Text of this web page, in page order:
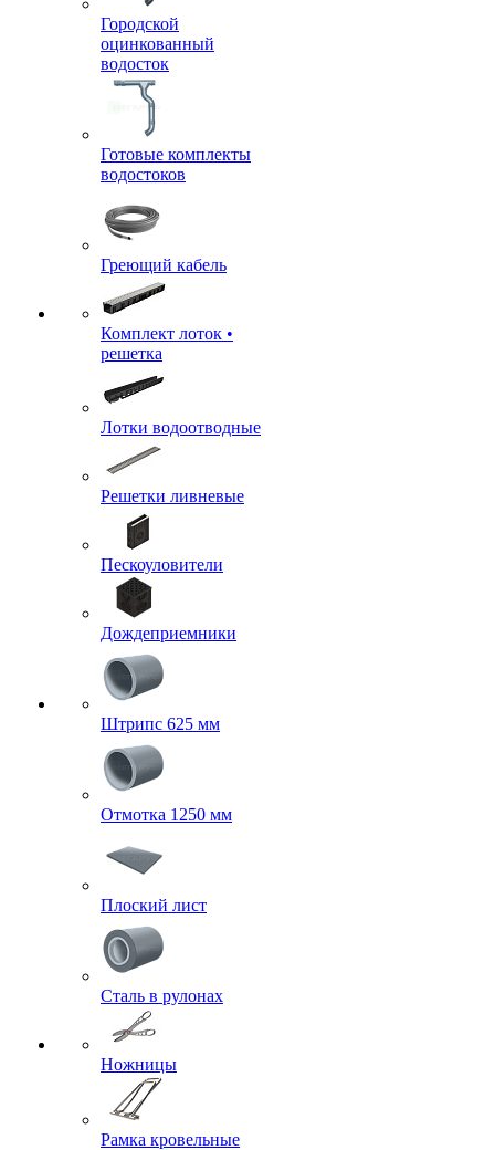
Городской
оцинкованный
водосток
Готовые комплекты
водостоков
Греющий кабель
Комплект лоток •
решетка
Лотки водоотводные
Решетки ливневые
Пескоуловители
Дождеприемники
Штрипс 625 мм
Отмотка 1250 мм
Плоский лист
Сталь в рулонах
Ножницы
Рамка кровельные